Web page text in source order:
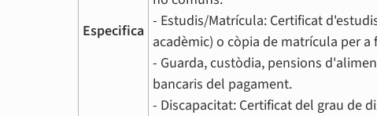
Especifica
- Estudis/Matrícula: Certificat
acadèmic) o còpia de matrícula per a
- Guarda, custòdia, pensions
bancaris del pagament.
- Discapacitat: Certificat del grau de